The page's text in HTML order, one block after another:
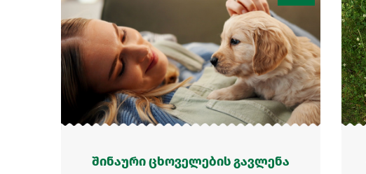
შინაური ცხოველების გავლენა